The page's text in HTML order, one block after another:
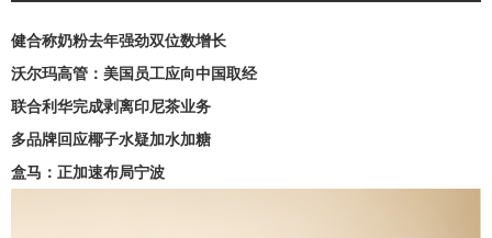
健合称奶粉去年强劲双位数增长
沃尔玛高管：美国员工应向中国取经
联合利华完成剥离印尼茶业务
多品牌回应椰子水疑加水加糖
盒马：正加速布局宁波